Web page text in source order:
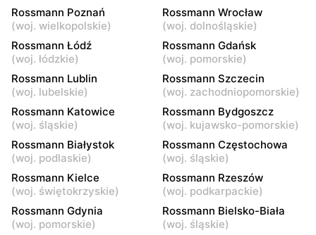
Warszawa, ul. Mokotowska
1
Warszawa, ul.
Marszałkowska 126/134
Rossmann
Warszawa, ul. Ludna 1 a
Rossmann
Warszawa, ul. Grójecka 17
Rossmann
Warszawa, ul. Świętojerska
16
Rossmann
Warszawa, ul. Wolska 19/25
Rossmann
Warszawa, ul. Stawki 2 a
Rossmann
Warszawa, ul. Grójecka 64
Rossmann
Warszawa, ul. Puławska 17
Rossmann
Warszawa, ul. Dzika 4
Rossmann Poznań
(woj. wielkopolskie)
Rossmann Wrocław
(woj. dolnośląskie)
Rossmann Łódź
(woj. łódzkie)
Rossmann Gdańsk
(woj. pomorskie)
Rossmann Lublin
(woj. lubelskie)
Rossmann Szczecin
(woj. zachodniopomorskie)
Rossmann Katowice
(woj. śląskie)
Rossmann Bydgoszcz
(woj. kujawsko-pomorskie)
Rossmann Białystok
(woj. podlaskie)
Rossmann Częstochowa
(woj. śląskie)
Rossmann Kielce
(woj. świętokrzyskie)
Rossmann Rzeszów
(woj. podkarpackie)
Rossmann Gdynia
(woj. pomorskie)
Rossmann Bielsko-Biała
(woj. śląskie)